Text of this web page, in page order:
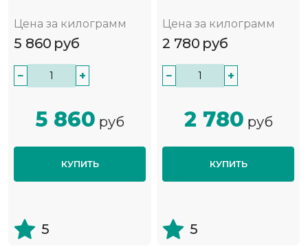
Цена за килограмм
5 860 руб
− +
5 860 руб
КУПИТЬ
5
Цена за килограмм
2 780 руб
− +
2 780 руб
КУПИТЬ
5